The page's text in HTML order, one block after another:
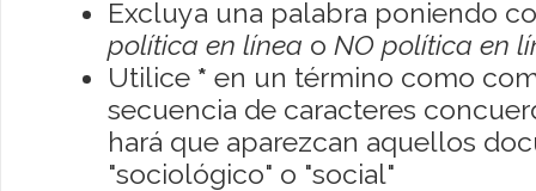
Excluya una palabra poniendo
política en línea o NO política en
Utilice * en un término como
secuencia de caracteres
hará que aparezcan aquellos
"sociológico" o "social"